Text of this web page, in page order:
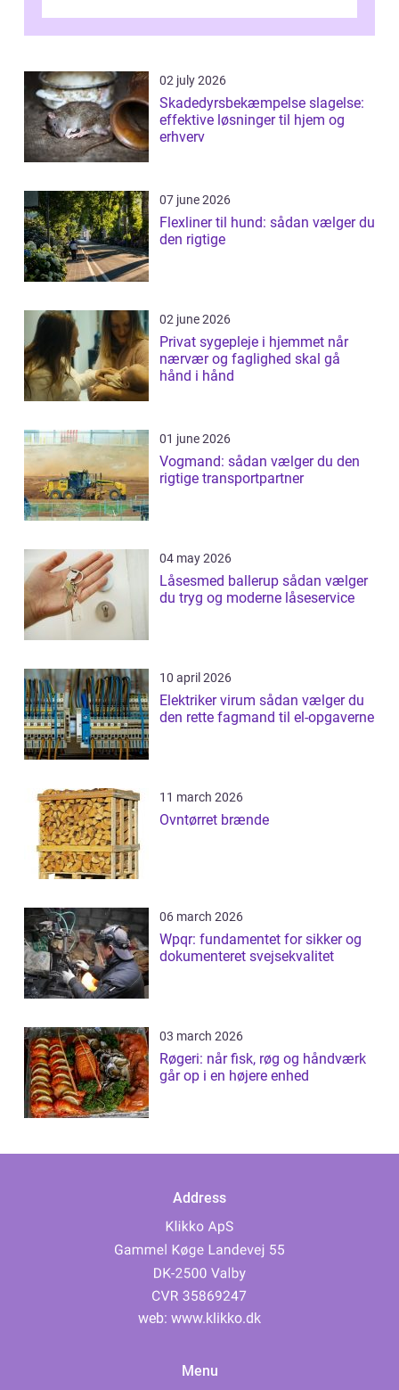
02 july 2026
Skadedyrsbekæmpelse slagelse:
effektive løsninger til hjem og
erhverv
07 june 2026
Flexliner til hund: sådan vælger du
den rigtige
02 june 2026
Privat sygepleje i hjemmet når
nærvær og faglighed skal gå
hånd i hånd
01 june 2026
Vogmand: sådan vælger du den
rigtige transportpartner
04 may 2026
Låsesmed ballerup sådan vælger
du tryg og moderne låseservice
10 april 2026
Elektriker virum sådan vælger du
den rette fagmand til el-opgaverne
11 march 2026
Ovntørret brænde
06 march 2026
Wpqr: fundamentet for sikker og
dokumenteret svejsekvalitet
03 march 2026
Røgeri: når fisk, røg og håndværk
går op i en højere enhed
Address
web: www.klikko.dk
Menu